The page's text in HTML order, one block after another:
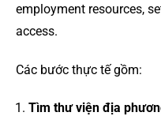
employment resources,
access.
Các bước thực tế gồm:
Tìm thư viện địa